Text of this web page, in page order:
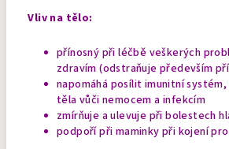
Vliv na tělo:
přínosný při léčbě veškerých
zdravím (odstraňuje především
napomáhá posílit imunitní
těla vůči nemocem a infekcím
zmírňuje a ulevuje při bolestech
podpoří při maminky při kojení